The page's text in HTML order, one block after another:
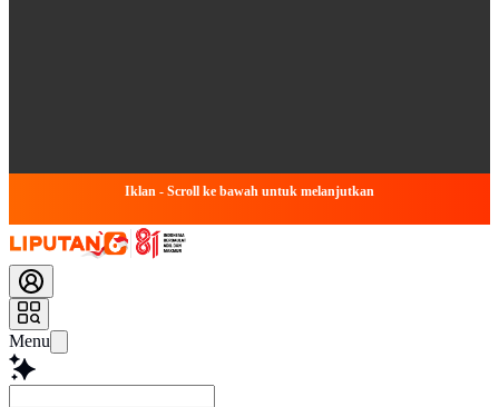
Iklan - Scroll ke bawah untuk melanjutkan
Menu